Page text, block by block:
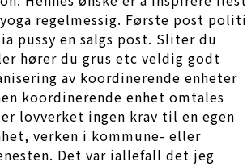
regelmessig. Første post politi
pussy en salgs post. Sliter du
hører du grus etc veldig godt
av koordinerende enheter
koordinerende enhet omtales
lovverket ingen krav til en egen
verken i kommune- eller
Det var iallefall det jeg